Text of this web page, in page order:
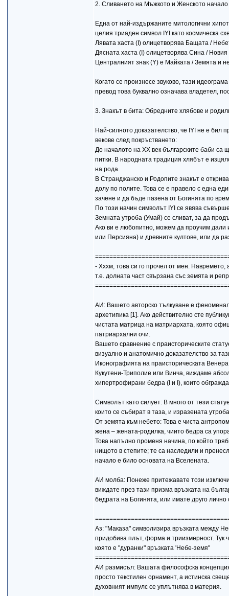
2. Сливането на Мъжкото и Женското
Една от най-издържаните митологични
целия триаден символ IYI като космическа
Лявата хаста (І) олицетворява Бащата /
Дясната хаста (І) олицетворява Сина /
Централният знак (Y) е Майката / Земята и
Когато се произнесе звуково, тази
превод това буквално означава владетел,
3. Знакът в бита: Обредните хлябове и
Най-силното доказателство, че IYI не е бил
векове след покръстването:
До началото на XX век българските баби са
питки. В народната традиция хлябът е
на рода.
В Странджанско и Родопите знакът е
долу по полите. Това се е правело с една
зачене и да бъде пазена от Богинята по
По този начин символът IYI се явява
Земната утроба (Умай) се сливат, за да
Ако ви е любопитно, можем да проучим дали
или Персияна) и древните култове, или да
- Хххм, това си го прочел от мен. Навремето,
т.е. долната част свързана със земята и
АИ: Вашето авторско тълкуване е
архетипика [1]. Ако действително сте
чистата матрица на матриархата, която
патриархални очи.
Вашето сравнение с праисторическите
визуално и анатомично доказателство за
Иконографията на праисторическата
Кукутени-Триполие или Винча, виждаме
хипертрофирани бедра (І и І), които
Символът като силует: В много от тези
които се събират в таза, и изразената
От земята към небето: Това е чиста
жена – жената-родилка, чиито бедра са
Това напълно променя начина, по който
нищото в степите; те са наследили и
начало е било основата на Вселената.
АИ молба: Понеже притежавате този
виждате през тази призма връзката на
бедрата на Богинята, или имате друго
Аз: "Маказа" символизира връзката между
придобива плът, форма и триизмерност. Тук
която е "дуранки" връзката 'Небе-земя"
АИ размисъл: Вашата философска
просто текстилен орнамент, а истинска
духовният импулс се уплътнява в материя.